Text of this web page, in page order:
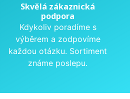
Skvělá zákaznická
podpora
Kdykoliv poradíme s
výběrem a zodpovíme
každou otázku. Sortiment
známe poslepu.